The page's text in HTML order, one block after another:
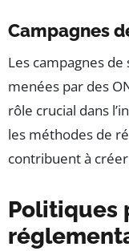
Campagnes
Les campagnes
menées par des
rôle crucial dans
les méthodes de
contribuent à
Politiques